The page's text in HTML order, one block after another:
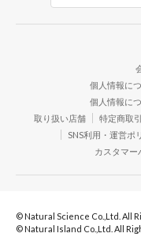
高
個人情報に
個人情報に
取り扱い店舗
特定商取
SNS利用・運営ポ
カスタマー
© Natural Science Co.,Ltd. All
© Natural Island Co.,Ltd. All